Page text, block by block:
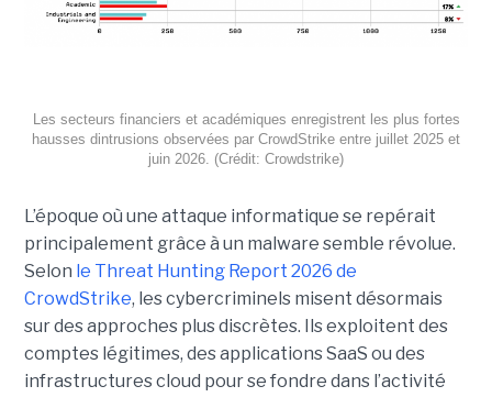
Les secteurs financiers et académiques enregistrent les plus fortes
hausses dintrusions observées par CrowdStrike entre juillet 2025 et
juin 2026. (Crédit: Crowdstrike)
L’époque où une attaque informatique se repérait
principalement grâce à un malware semble révolue.
Selon le Threat Hunting Report 2026 de
CrowdStrike, les cybercriminels misent désormais
sur des approches plus discrètes. Ils exploitent des
comptes légitimes, des applications SaaS ou des
infrastructures cloud pour se fondre dans l’activité